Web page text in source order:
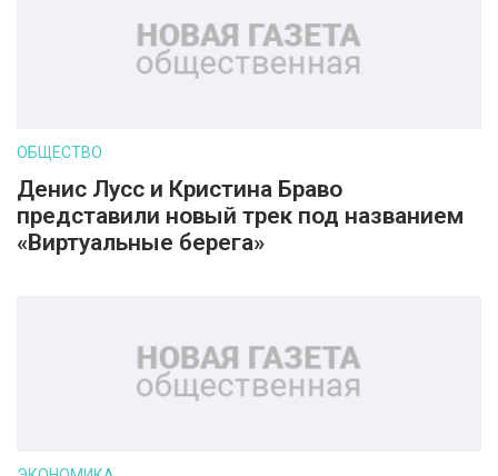
ОБЩЕСТВО
Денис Лусс и Кристина Браво
представили новый трек под названием
«Виртуальные берега»